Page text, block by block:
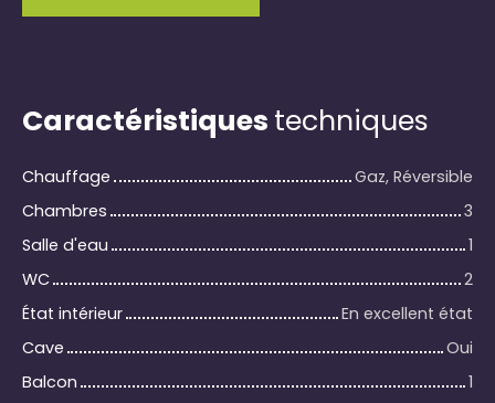
Caractéristiques techniques
Chauffage
Gaz, Réversible
Chambres
3
Salle d'eau
1
WC
2
État intérieur
En excellent état
Cave
Oui
Balcon
1